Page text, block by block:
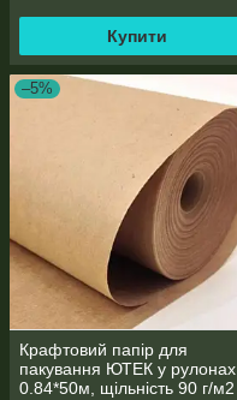
Купити
–5%
Крафтовий папір для
пакування ЮТЕК у рулонах
0.84*50м, щільність 90 г/м2